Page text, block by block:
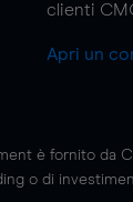
clienti
Apri un
è fornito da
o di